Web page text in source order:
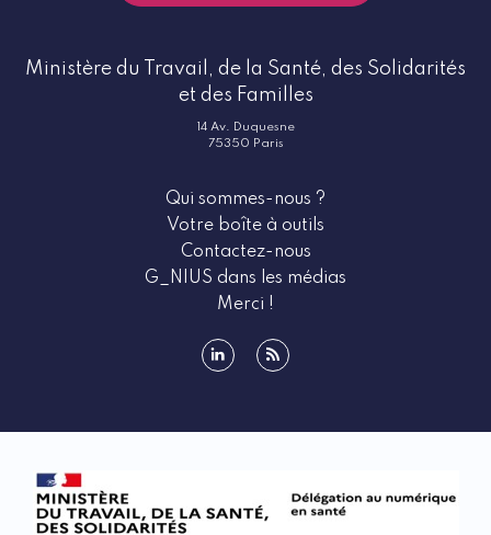
Ministère du Travail, de la Santé, des Solidarités
et des Familles
14 Av. Duquesne
75350 Paris
Qui sommes-nous ?
Votre boîte à outils
Contactez-nous
G_NIUS dans les médias
Merci !